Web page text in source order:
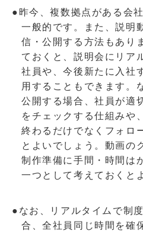
●昨今、複数拠点がある会
一般的です。また、説明
信・公開する方法もあり
ておくと、説明会にリア
社員や、今後新たに入社
用することもできます。
公開する場合、社員が適
をチェックする仕組みや
終わるだけでなくフォロ
とよいでしょう。動画の
制作準備に手間・時間は
一つとして考えておくと
●なお、リアルタイムで制
合、全社員同じ時間を確